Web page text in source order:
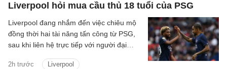
Liverpool hỏi mua cầu thủ 18 tuổi của PSG
2h trước Liverpool
Liverpool đang nhắm đến việc chiêu mộ
đồng thời hai tài năng tấn công từ PSG,
sau khi liên hệ trực tiếp với người đại